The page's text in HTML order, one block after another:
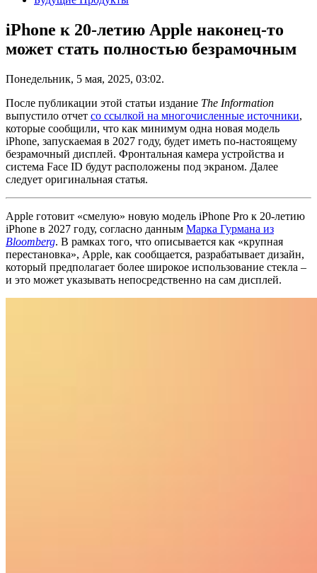
iPhone к 20-летию Apple наконец-то
может стать полностью безрамочным
Понедельник, 5 мая, 2025, 03:02.
После публикации этой статьи издание The Information
выпустило отчет со ссылкой на многочисленные источники,
которые сообщили, что как минимум одна новая модель
iPhone, запускаемая в 2027 году, будет иметь по-настоящему
безрамочный дисплей. Фронтальная камера устройства и
система Face ID будут расположены под экраном. Далее
следует оригинальная статья.
Apple готовит «смелую» новую модель iPhone Pro к 20-летию
iPhone в 2027 году, согласно данным Марка Гурмана из
Bloomberg. В рамках того, что описывается как «крупная
перестановка», Apple, как сообщается, разрабатывает дизайн,
который предполагает более широкое использование стекла –
и это может указывать непосредственно на сам дисплей.